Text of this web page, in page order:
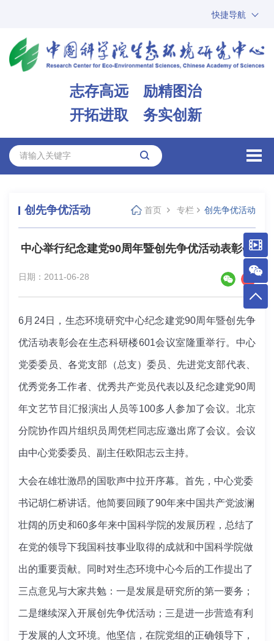
快捷导航
ARP
邮箱
志存高远 励精图治
开拓进取 务实创新
创先争优活动 首页 专栏 创先争优活动
中心举行纪念建党90周年暨创先争优活动表彰会
日期：2011-06-28
6月24日，生态环境研究中心纪念建党90周年暨创先争
优活动表彰会在生态科研楼601会议室隆重举行。中心
党委委员、各党支部（总支）委员、先进党支部代表、
优秀党务工作者、优秀共产党员代表以及纪念建党90周
年文艺节目汇报演出人员等100多人参加了会议。北京
分院协作四片组织员周凭栏同志应邀出席了会议。会议
由中心党委委员、副主任欧阳志云主持。
大会在雄壮激昂的国歌声中拉开序幕。首先，中心党委
书记胡仁桥讲话。他简要回顾了90年来中国共产党波澜
壮阔的历史和60多年来中国科学院的发展历程，总结了
在党的领导下我国科技事业取得的成就和中国科学院做
出的重要贡献。同时对生态环境中心今后的工作提出了
三点意见与大家共勉：一是发展是研究所的第一要务；
二是继续深入开展创先争优活动；三是进一步营造有利
于发展的人文环境。他坚信，在院党组的正确领导下，